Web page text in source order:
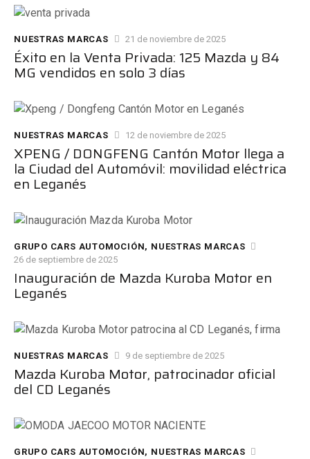
NUESTRAS MARCAS 21 de noviembre de 2025
Éxito en la Venta Privada: 125 Mazda y 84
MG vendidos en solo 3 días
NUESTRAS MARCAS 12 de noviembre de 2025
XPENG / DONGFENG Cantón Motor llega a
la Ciudad del Automóvil: movilidad eléctrica
en Leganés
GRUPO CARS AUTOMOCIÓN, NUESTRAS MARCAS
26 de septiembre de 2025
Inauguración de Mazda Kuroba Motor en
Leganés
NUESTRAS MARCAS 9 de septiembre de 2025
Mazda Kuroba Motor, patrocinador oficial
del CD Leganés
GRUPO CARS AUTOMOCIÓN, NUESTRAS MARCAS